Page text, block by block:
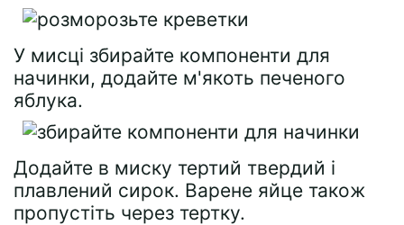
У мисці збирайте компоненти для
начинки, додайте м'якоть печеного
яблука.
Додайте в миску тертий твердий і
плавлений сирок. Варене яйце також
пропустіть через тертку.